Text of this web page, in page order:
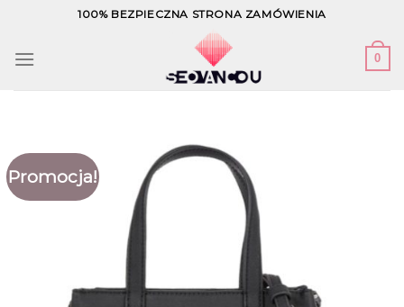
content
100% BEZPIECZNA STRONA ZAMÓWIENIA
0
Promocja!